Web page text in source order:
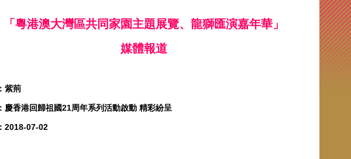
「粵港澳大灣區共同家園主題展覽、龍獅匯演嘉年華」
媒體報道
紫荊
慶香港回歸祖國21周年系列活動啟動 精彩紛呈
2018-07-02